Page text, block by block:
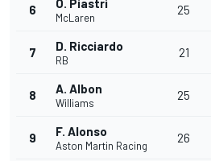
6 O. Piastri
McLaren
25
7 D. Ricciardo
RB
21
8 A. Albon
Williams
25
9 F. Alonso
Aston Martin Racing
26